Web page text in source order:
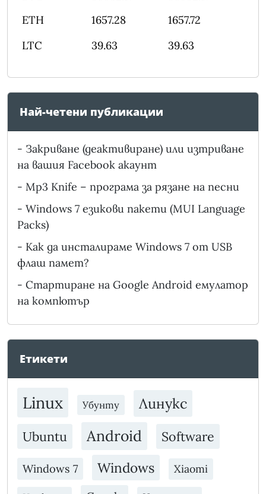
ETH
1657.28
1657.72
LTC
39.63 39.63
Най-четени публикации
- Закриване (деактивиране) или изтриване
на вашия Facebook акаунт
- Mp3 Knife – програма за рязане на песни
- Windows 7 езикови пакети (MUI Language
Packs)
- Как да инсталираме Windows 7 от USB
флаш памет?
- Стартиране на Google Android емулатор
на компютър
Етикети
Linux Убунту Линукс
Ubuntu Android Software
Windows 7 Windows Xiaomi